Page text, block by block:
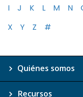
I
J K L M N
X
Y Z #
Quiénes somos
Recursos